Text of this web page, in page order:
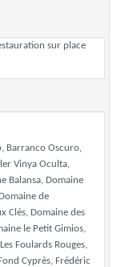
sur place
Barranco Oscuro,
Vinya Oculta,
Balansa, Domaine
de
Clés, Domaine des
le Petit Gimios,
Foulards Rouges,
Cyprès, Frédéric